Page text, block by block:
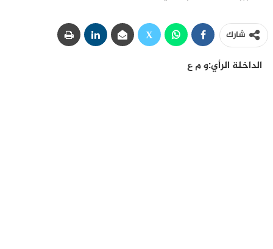
شارك
الداخلة الرأي:و م ع